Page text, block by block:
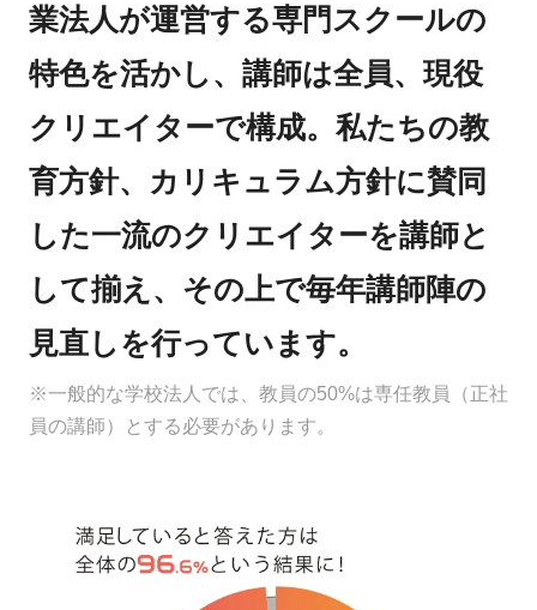
業法人が運営する専門スクールの
特色を活かし、講師は全員、現役
クリエイターで構成。私たちの教
育方針、カリキュラム方針に賛同
した一流のクリエイターを講師と
して揃え、その上で毎年講師陣の
見直しを行っています。
※一般的な学校法人では、教員の50%は専任教員（正社
員の講師）とする必要があります。